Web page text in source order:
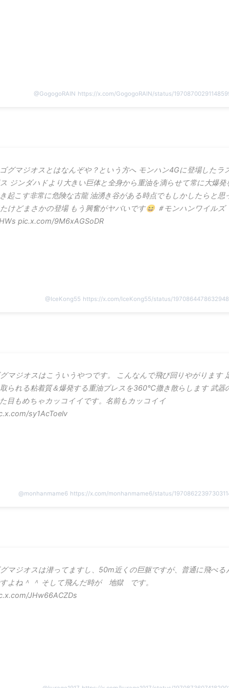
@GogogoRAIN https://x.com/GogogoRAIN/status/
ゴグマジオスとはなんぞや？という方へ モンハン4Gに登場したラ
ジンダハドより大きい巨体と全身から重油を滴らせて常に大爆発
起こす非常に危険な古龍 油湧き谷がある時点でもしかしたらと思
けどまさかの登場 もう興奮がヤバいです😆 ＃モンハンワイルズ
pic.x.com/9M6xAGSoDR
@IceKong55 https://x.com/IceKong55/status/
グマジオスはこういうやつです。 こんなんで飛び回りやがります
られる粘着質＆爆発する重油ブレスを360℃撒き散らします 武器
た目もめちゃカッコイイです。名前もカッコイイ
sy1AcToelv
@monhanmame6 https://x.com/monhanmame6/status/
グマジオスは潜ってますし、50m近くの巨躯ですが、普通に飛べる
すよね＾ ＾ そして飛んだ時が 地獄 です。
JHw66ACZDs